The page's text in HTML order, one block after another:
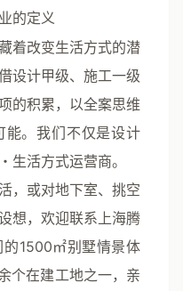
的定义
着改变生活方式的潜
设计甲级、施工一级
的积累，以全案思维
能。我们不仅是设计
生活方式运营商。
，或对地下室、挑空
想，欢迎联系上海腾
1500㎡别墅情景体
个在建工地之一，亲